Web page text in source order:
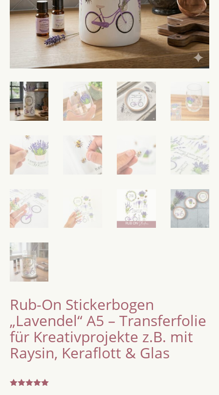
Rub-On Stickerbogen
„Lavendel“ A5 – Transferfolie
für Kreativprojekte z.B. mit
Raysin, Keraflott & Glas